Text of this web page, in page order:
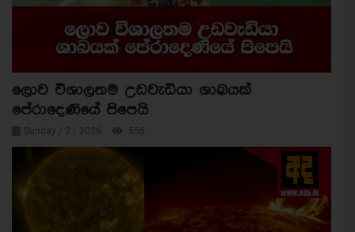
ලොව විශාලතම උඩවැඩියා ශාඛයක්
පේරාදෙණියේ පිපෙයි
Sunday / 2 / 2026 556